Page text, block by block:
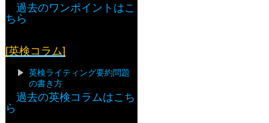
過去のワンポイントはこ
ちら
[英検コラム]
英検ライティング要約問題
の書き方
過去の英検コラムはこち
ら